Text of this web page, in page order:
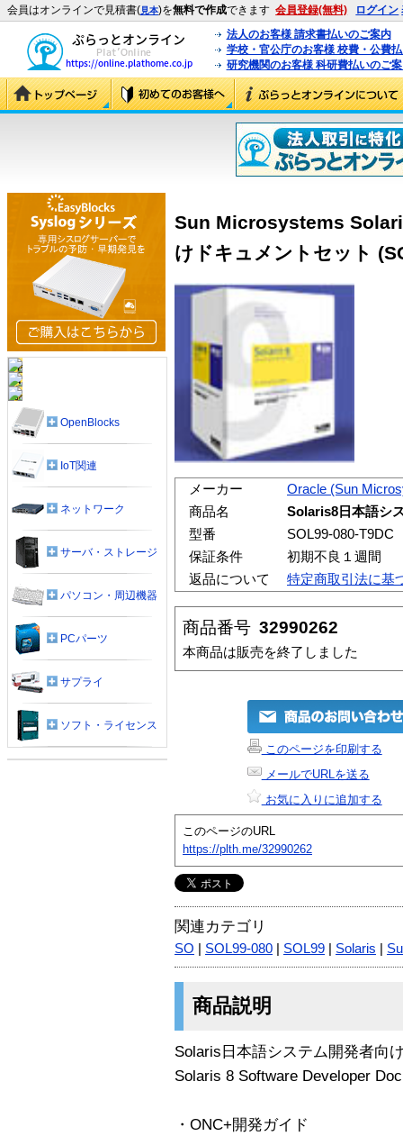
会員はオンラインで見積書(見本)を無料で作成できます 会員登録(無料) ログイン
法人のお客様 請求書払いのご案内
学校・官公庁のお客様 校費・公費
研究機関のお客様 科研費払いのご
Sun Microsystems
けドキュメントセット
メーカー
Oracle (Sun
商品名
Solaris8日本語シ
型番
SOL99-080-T9DC
保証条件
初期不良１週間
返品について
特定商取引法に基
商品番号 32990262
本商品は販売を終了しました
このページを印刷する
メールでURLを送る
お気に入りに追加する
このページのURL
https://plth.me/32990262
関連カテゴリ
SO SOL99-080 SOL99 Solaris
商品説明
Solaris日本語システム開発者向
Solaris 8 Software Developer
・ONC+開発ガイド
OpenBlocks
IoT関連
ネットワーク
サーバ・ストレージ
パソコン・周辺機器
PCパーツ
サプライ
ソフト・ライセンス